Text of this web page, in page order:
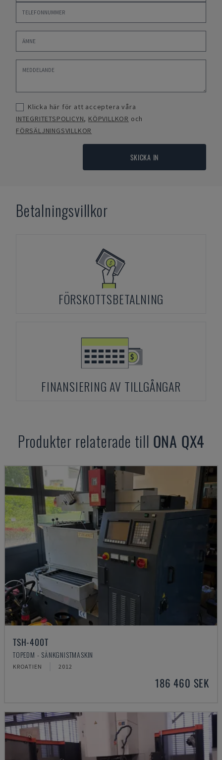
Klicka här för att acceptera våra
INTEGRITETSPOLICYN, KÖPVILLKOR och
FÖRSÄLJNINGSVILLKOR
SKICKA IN
Betalningsvillkor
FÖRSKOTTSBETALNING
FINANSIERING AV TILLGÅNGAR
Produkter relaterade till ONA QX4
TSH-400T
TOPEDM - SÄNKGNISTMASKIN
KROATIEN 2012
186 460 SEK